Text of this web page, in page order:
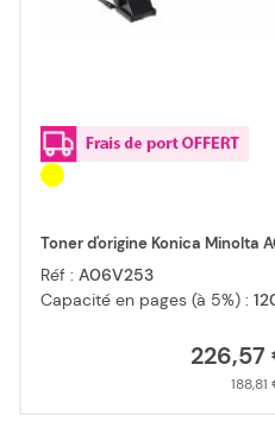
Toner d'origine Konica Minolta
Réf : A06V253
Capacité en pages (à 5%) :
226,57
188,81